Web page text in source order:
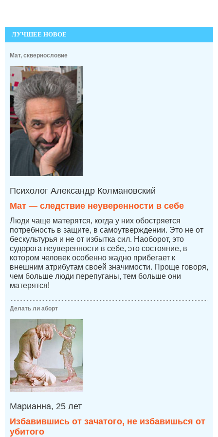
ЛУЧШЕЕ НОВОЕ
Мат, сквернословие
Психолог Александр Колмановский
Мат — следствие неуверенности в себе
Люди чаще матерятся, когда у них обостряется
потребность в защите, в самоутверждении. Это не от
бескультурья и не от избытка сил. Наоборот, это
судорога неуверенности в себе, это состояние, в
котором человек особенно жадно прибегает к
внешним атрибутам своей значимости. Проще говоря,
чем больше люди перепуганы, тем больше они
матерятся!
Делать ли аборт
Марианна, 25 лет
Избавившись от зачатого, не избавишься от
убитого